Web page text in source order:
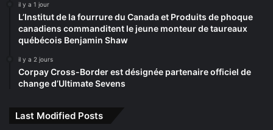
il y a 1 jour
L’Institut de la fourrure du Canada et Produits de phoque
canadiens commanditent le jeune monteur de taureaux
québécois Benjamin Shaw
il y a 2 jours
Corpay Cross-Border est désignée partenaire officiel de
change d’Ultimate Sevens
Last Modified Posts